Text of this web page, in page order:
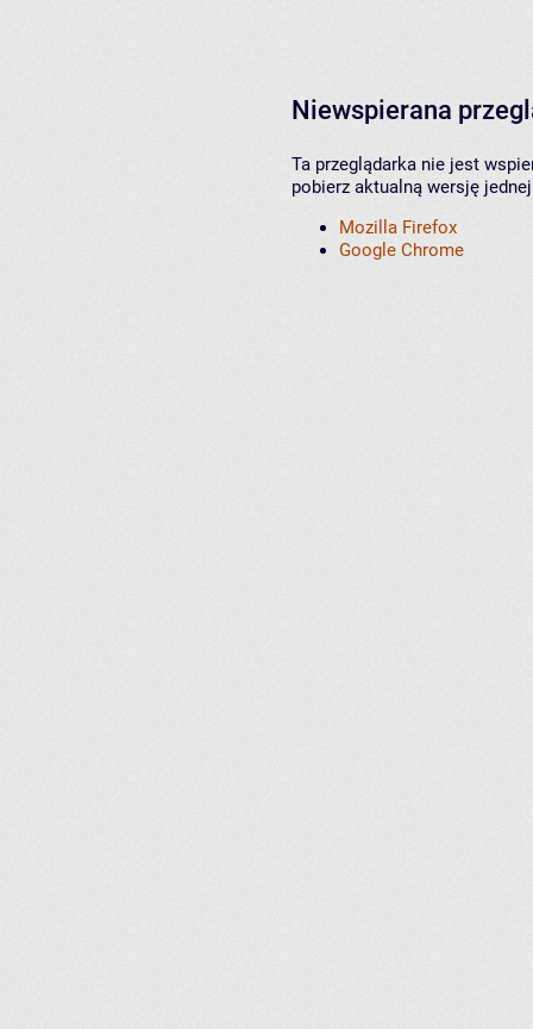
Niewspierana
Ta przeglądarka nie jest
pobierz aktualną wersję
Mozilla Firefox
Google Chrome